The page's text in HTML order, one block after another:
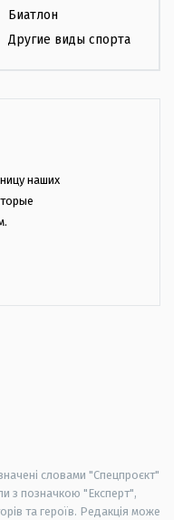
Биатлон
Другие виды спорта
наших
словами "Спецпроєкт"
з позначкою "Експерт",
та героїв. Редакція може